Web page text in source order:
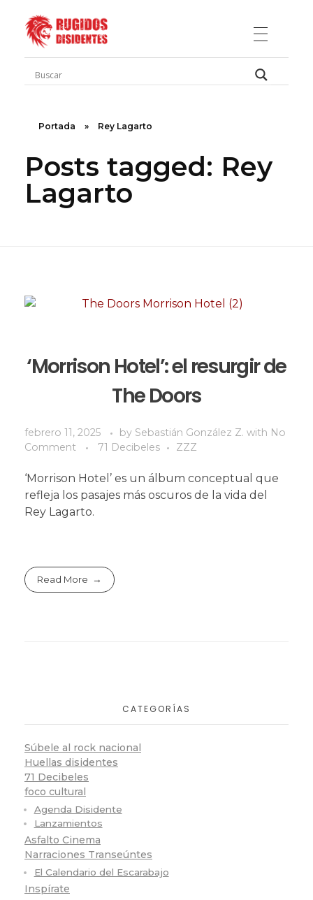
Rugidos Disidentes
Bogotá - Colombia | ISSN 2619-5569
Portada » Rey Lagarto
Posts tagged: Rey
Lagarto
‘Morrison Hotel’: el resurgir de
The Doors
febrero 11, 2025 by Sebastián González Z. with No
Comment
71 Decibeles ZZZ
‘Morrison Hotel’ es un álbum conceptual que
refleja los pasajes más oscuros de la vida del
Rey Lagarto.
Read More
CATEGORÍAS
Súbele al rock nacional
Huellas disidentes
71 Decibeles
foco cultural
Agenda Disidente
Lanzamientos
Asfalto Cinema
Narraciones Transeúntes
El Calendario del Escarabajo
Inspírate